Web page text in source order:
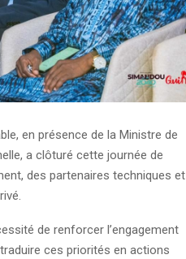
en présence de la Ministre de
a clôturé cette journée de
des partenaires techniques et
de renforcer l’engagement
ces priorités en actions